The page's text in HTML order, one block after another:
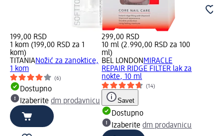
199,00 RSD
1 kom (199,00 RSD za 1
kom)
TITANIANožić za zanoktice,
1 kom
(6)
Dostupno
Izaberite dm prodavnicu
299,00 RSD
10 ml (2.990,00 RSD za 100
ml)
BEL LONDONMIRACLE
REPAIR RIDGE FILTER lak za
nokte, 10 ml
(14)
Savet
Dostupno
Izaberitedm prodavnicu